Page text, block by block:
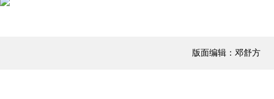
版面编辑：邓舒方